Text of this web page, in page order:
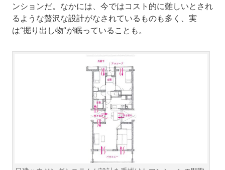
ンションだ。なかには、今ではコスト的に難しいとされ
るような贅沢な設計がなされているものも多く、実
は“掘り出し物”が眠っていることも。